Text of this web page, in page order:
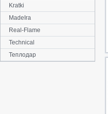
Kratki
MadeIra
Real-Flame
Technical
Теплодар